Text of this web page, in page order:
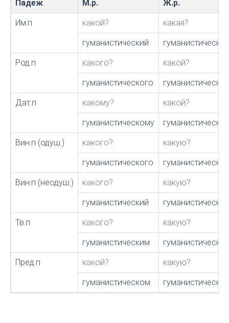
Падеж М.р. Ж.р.
Им.п какой? какая?
гуманистический гуманистическая
Род.п какого? какой?
гуманистического
Дат.п какому? какой?
гуманистическому
Вин.п (одуш.) какого? какую?
гуманистического
Вин.п (неодуш.) какого? какую?
гуманистический
Тв.п какого? какую?
гуманистическим
Пред.п какой? какую?
гуманистическом